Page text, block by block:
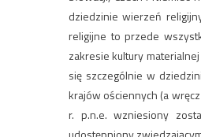
dziedzinie wierzeń
religijne to przede
zakresie kultury
się szczególnie w
krajów ościennych (a
r. p.n.e. wzniesiony